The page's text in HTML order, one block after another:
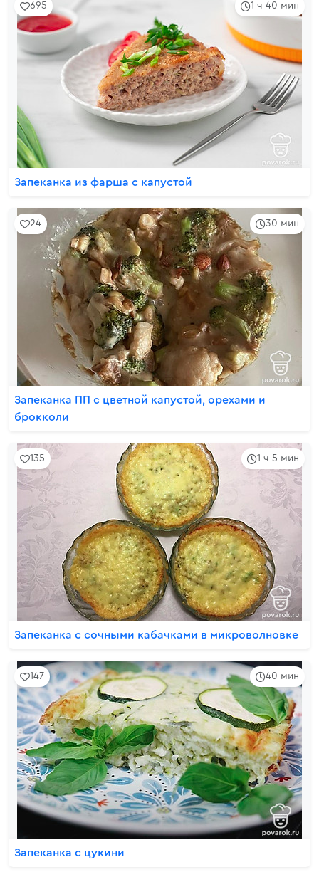
1 ч 40 мин
695
Запеканка из фарша с капустой
30 мин
24
Запеканка ПП с цветной капустой, орехами и
брокколи
1 ч 5 мин
135
Запеканка с сочными кабачками в микроволновке
40 мин
147
Запеканка с цукини